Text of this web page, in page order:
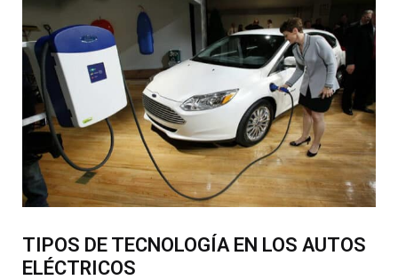
TIPOS DE TECNOLOGÍA EN LOS AUTOS
ELÉCTRICOS